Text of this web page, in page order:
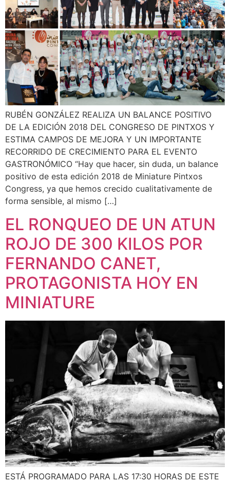
RUBÉN GONZÁLEZ REALIZA UN BALANCE POSITIVO
DE LA EDICIÓN 2018 DEL CONGRESO DE PINTXOS Y
ESTIMA CAMPOS DE MEJORA Y UN IMPORTANTE
RECORRIDO DE CRECIMIENTO PARA EL EVENTO
GASTRONÓMICO “Hay que hacer, sin duda, un balance
positivo de esta edición 2018 de Miniature Pintxos
Congress, ya que hemos crecido cualitativamente de
forma sensible, al mismo […]
EL RONQUEO DE UN ATUN
ROJO DE 300 KILOS POR
FERNANDO CANET,
PROTAGONISTA HOY EN
MINIATURE
ESTÁ PROGRAMADO PARA LAS 17:30 HORAS DE ESTE